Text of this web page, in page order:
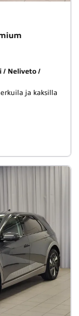
Neliveto
ja kaksilla